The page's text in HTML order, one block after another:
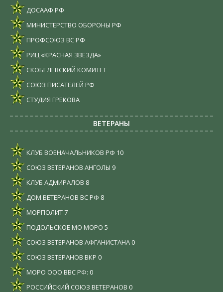
ДОСААФ РФ
МИНИСТЕРСТВО ОБОРОНЫ РФ
ПРОФСОЮЗ ВС РФ
РИЦ «КРАСНАЯ ЗВЕЗДА»
СКОБЕЛЕВСКИЙ КОМИТЕТ
СОЮЗ ПИСАТЕЛЕЙ РФ
СТУДИЯ ГРЕКОВА
ВЕТЕРАНЫ
КЛУБ ВОЕНАЧАЛЬНИКОВ РФ 10
СОЮЗ ВЕТЕРАНОВ АНГОЛЫ 9
КЛУБ АДМИРАЛОВ 8
ДОМ ВЕТЕРАНОВ ВС РФ 8
МОРПОЛИТ7
ПОДОЛЬСКОЕ МО МОРО 5
СОЮЗ ВЕТЕРАНОВ АФГАНИСТАНА 0
СОЮЗ ВЕТЕРАНОВ ВКР 0
МОРО ООО ВВС РФ: 0
РОССИЙСКИЙ СОЮЗ ВЕТЕРАНОВ 0